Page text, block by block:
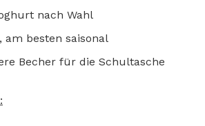
nach Wahl
am besten saisonal
Becher für die Schultasche